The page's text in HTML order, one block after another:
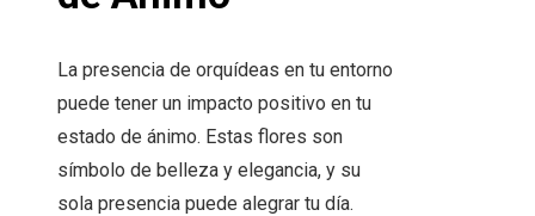
La presencia de orquídeas en tu entorno
puede tener un impacto positivo en tu
estado de ánimo. Estas flores son
símbolo de belleza y elegancia, y su
sola presencia puede alegrar tu día.